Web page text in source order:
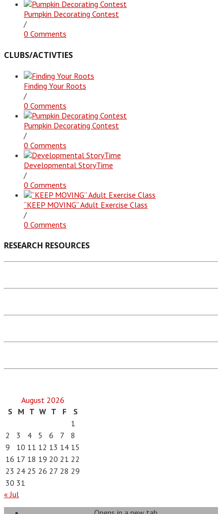
Pumpkin Decorating Contest
/
0 Comments
CLUBS/ACTIVTIES
Finding Your Roots
/
0 Comments
Pumpkin Decorating Contest
/
0 Comments
Developmental StoryTime
/
0 Comments
“KEEP MOVING” Adult Exercise Class
/
0 Comments
RESEARCH RESOURCES
August 2026
S
M T W T F
S
1
2
3 4 5 6 7
8
9
10 11 12 13 14 15
16 17 18 19 20 21 22
23 24 25 26 27 28 29
30 31
« Jul